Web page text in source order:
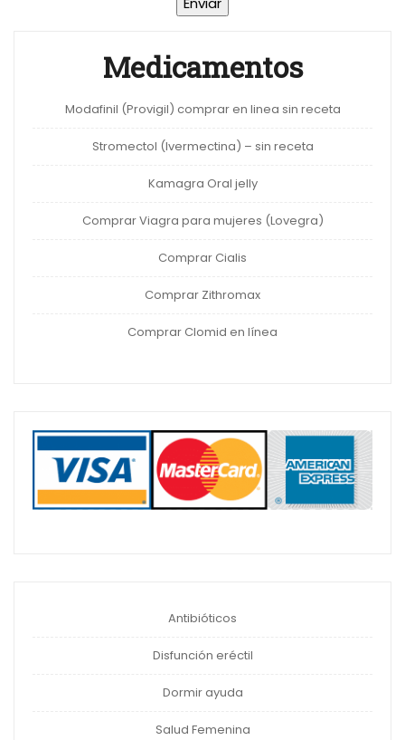
Medicamentos
Modafinil (Provigil) comprar en linea sin receta
Stromectol (Ivermectina) – sin receta
Kamagra Oral jelly
Comprar Viagra para mujeres (Lovegra)
Comprar Cialis
Comprar Zithromax
Comprar Clomid en línea
Antibióticos
Disfunción eréctil
Dormir ayuda
Salud Femenina